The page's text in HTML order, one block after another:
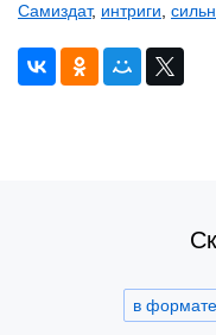
Самиздат, интриги,
в